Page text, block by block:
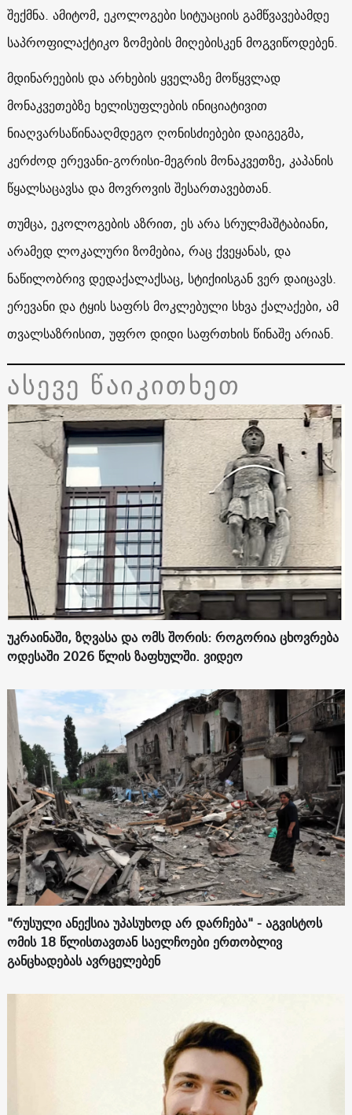
შექმნა. ამიტომ, ეკოლოგები სიტუაციის გამწვავებამდე
საპროფილაქტიკო ზომების მიღებისკენ მოგვიწოდებენ.
მდინარეების და არხების ყველაზე მოწყვლად
მონაკვეთებზე ხელისუფლების ინიციატივით
ნიაღვარსაწინააღმდეგო ღონისძიებები დაიგეგმა,
კერძოდ ერევანი-გორისი-მეგრის მონაკვეთზე, კაპანის
წყალსაცავსა და მოვროვის შესართავებთან.
თუმცა, ეკოლოგების აზრით, ეს არა სრულმაშტაბიანი,
არამედ ლოკალური ზომებია, რაც ქვეყანას, და
ნაწილობრივ დედაქალაქსაც, სტიქიისგან ვერ დაიცავს.
ერევანი და ტყის საფრს მოკლებული სხვა ქალაქები, ამ
თვალსაზრისით, უფრო დიდი საფრთხის წინაშე არიან.
ასევე წაიკითხეთ
უკრაინაში, ზღვასა და ომს შორის: როგორია ცხოვრება
ოდესაში 2026 წლის ზაფხულში. ვიდეო
"რუსული ანექსია უპასუხოდ არ დარჩება" - აგვისტოს
ომის 18 წლისთავთან საელჩოები ერთობლივ
განცხადებას ავრცელებენ